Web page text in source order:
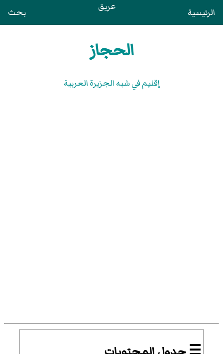
الرئيسية عريق بحث
الحجاز
إقليم في شبه الجزيرة العربية